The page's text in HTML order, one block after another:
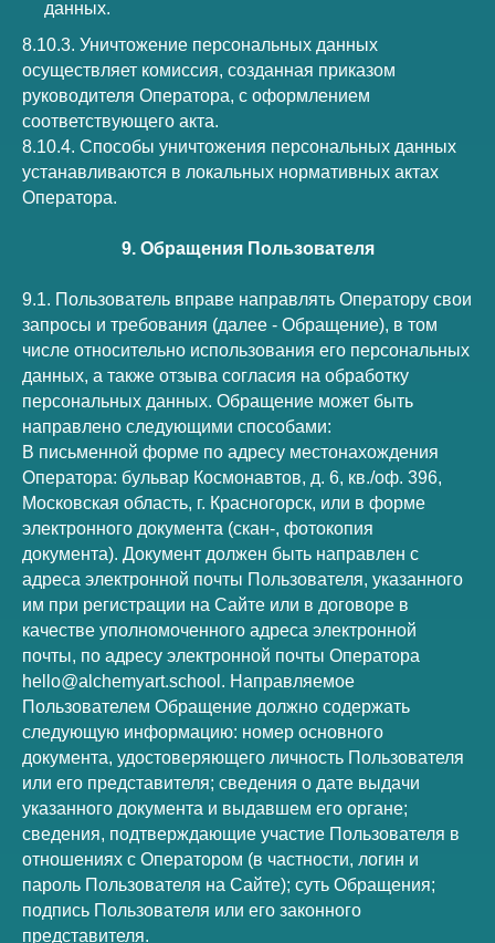
данных.
8.10.3. Уничтожение персональных данных
осуществляет комиссия, созданная приказом
руководителя Оператора, с оформлением
соответствующего акта.
8.10.4. Способы уничтожения персональных данных
устанавливаются в локальных нормативных актах
Оператора.
9. Обращения Пользователя
9.1. Пользователь вправе направлять Оператору свои
запросы и требования (далее - Обращение), в том
числе относительно использования его персональных
данных, а также отзыва согласия на обработку
персональных данных. Обращение может быть
направлено следующими способами:
В письменной форме по адресу местонахождения
Оператора: бульвар Космонавтов, д. 6, кв./оф. 396,
Московская область, г. Красногорск, или в форме
электронного документа (скан-, фотокопия
документа). Документ должен быть направлен с
адреса электронной почты Пользователя, указанного
им при регистрации на Сайте или в договоре в
качестве уполномоченного адреса электронной
почты, по адресу электронной почты Оператора
hello@alchemyart.school. Направляемое
Пользователем Обращение должно содержать
следующую информацию: номер основного
документа, удостоверяющего личность Пользователя
или его представителя; сведения о дате выдачи
указанного документа и выдавшем его органе;
сведения, подтверждающие участие Пользователя в
отношениях с Оператором (в частности, логин и
пароль Пользователя на Сайте); суть Обращения;
подпись Пользователя или его законного
представителя.